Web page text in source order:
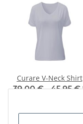
Curare V-Neck Shirt
39,00 € -45,95 €